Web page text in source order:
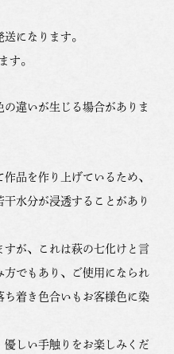
になります。
す。
違いが生じる場合がありま
品を作り上げているため、
水分が浸透することがあり
が、これは萩の七化けと言
でもあり、ご使用になられ
着き色合いもお客様色に染
しい手触りをお楽しみくだ